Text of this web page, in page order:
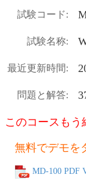
試験コード:
試験名称:
最近更新時間:
問題と解答:
このコースもう
無料でデモを
MD-100 PDF